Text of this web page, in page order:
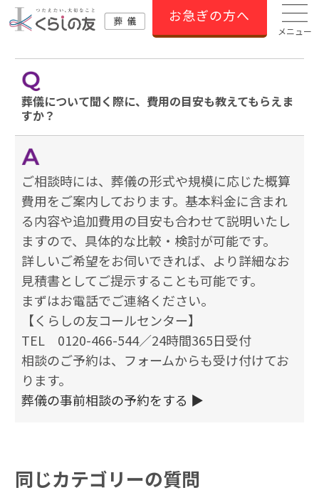
お急ぎの方へ
メニュー
葬儀について聞く際に、費用の目安も教えてもらえま
すか？
ご相談時には、葬儀の形式や規模に応じた概算
費用をご案内しております。基本料金に含まれ
る内容や追加費用の目安も合わせて説明いたし
ますので、具体的な比較・検討が可能です。
詳しいご希望をお伺いできれば、より詳細なお
見積書としてご提示することも可能です。
まずはお電話でご連絡ください。
【くらしの友コールセンター】
TEL 0120-466-544／24時間365日受付
相談のご予約は、フォームからも受け付けてお
ります。
葬儀の事前相談の予約をする ▶
同じカテゴリーの質問